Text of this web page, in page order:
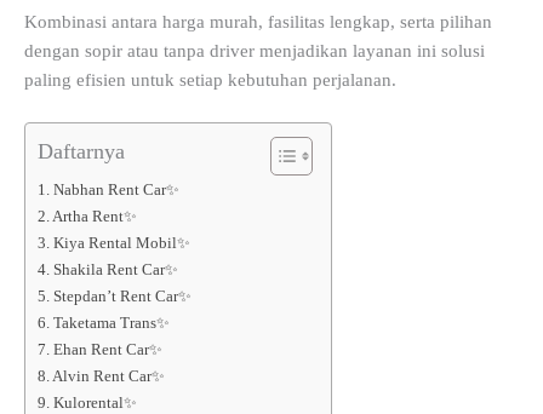
Kombinasi antara harga murah, fasilitas lengkap, serta pilihan
dengan sopir atau tanpa driver menjadikan layanan ini solusi
paling efisien untuk setiap kebutuhan perjalanan.
Daftarnya
1. Nabhan Rent Car✨
2. Artha Rent✨
3. Kiya Rental Mobil✨
4. Shakila Rent Car✨
5. Stepdan’t Rent Car✨
6. Taketama Trans✨
7. Ehan Rent Car✨
8. Alvin Rent Car✨
9. Kulorental✨